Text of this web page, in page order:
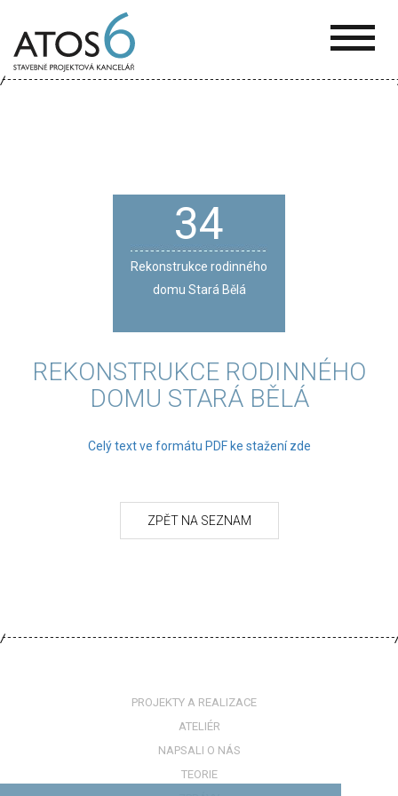
6
34
Rekonstrukce rodinného
domu Stará Bělá
REKONSTRUKCE RODINNÉHO
DOMU STARÁ BĚLÁ
Celý text ve formátu PDF ke stažení zde
PROJEKTY A REALIZACE
ATELIÉR
NAPSALI O NÁS
TEORIE